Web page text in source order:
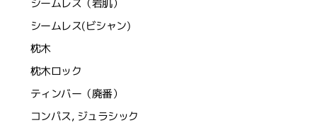
シームレス(ビシャン)
枕木
枕木ロック
ティンバー（廃番）
コンパス, ジュラシック